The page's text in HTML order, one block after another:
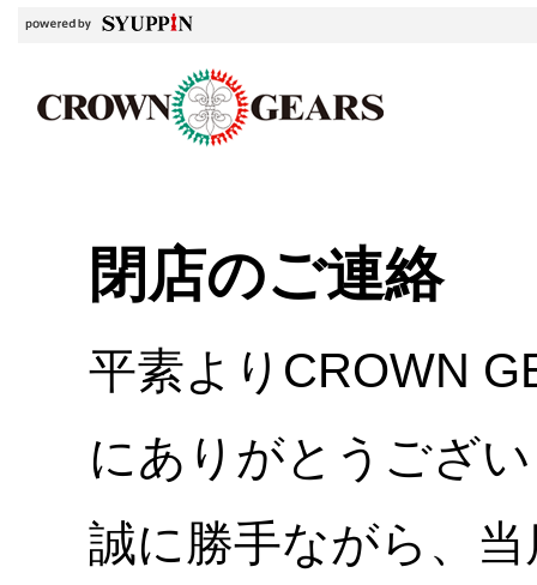
閉店のご連絡
平素よりCROWN
にありがとうござ
誠に勝手ながら、